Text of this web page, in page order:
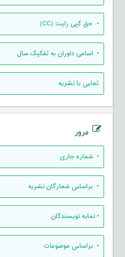
• حق کپی رایت (CC)
• اسامی داوران به تفکیک سال
تماس با نشریه
مرور
• شماره جاری
• براساس شمارگان نشریه
•نمایه نویسندگان
• براساس موضوعات